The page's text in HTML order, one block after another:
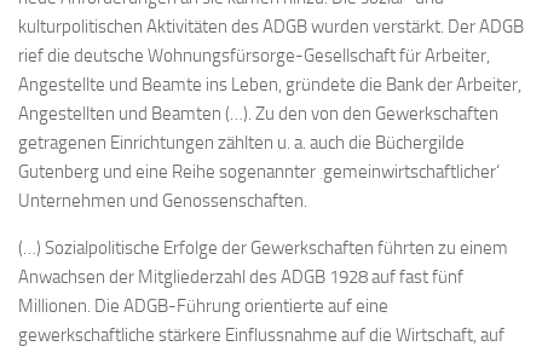
kulturpolitischen Aktivitäten des ADGB wurden verstärkt. Der ADGB
rief die deutsche Wohnungsfürsorge-Gesellschaft für Arbeiter,
Angestellte und Beamte ins Leben, gründete die Bank der Arbeiter,
Angestellten und Beamten (…). Zu den von den Gewerkschaften
getragenen Einrichtungen zählten u. a. auch die Büchergilde
Gutenberg und eine Reihe sogenannter ‚gemeinwirtschaftlicher‘
Unternehmen und Genossenschaften.
(…) Sozialpolitische Erfolge der Gewerkschaften führten zu einem
Anwachsen der Mitgliederzahl des ADGB 1928 auf fast fünf
Millionen. Die ADGB-Führung orientierte auf eine
gewerkschaftliche stärkere Einflussnahme auf die Wirtschaft, auf